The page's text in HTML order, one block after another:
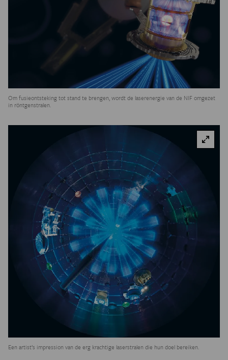
Om fusieontsteking tot stand te brengen, wordt de laserenergie van de NIF omgezet
in röntgenstralen.
Een artist’s impression van de erg krachtige laserstralen die hun doel bereiken.